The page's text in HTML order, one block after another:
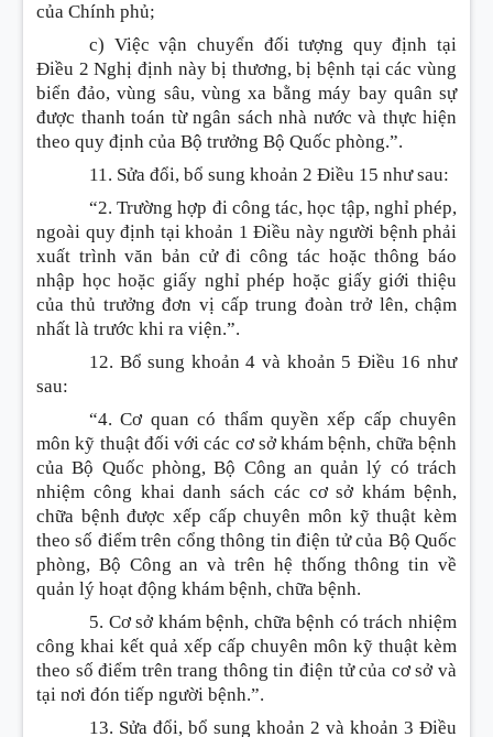
của Chính phủ;
c) Việc vận chuyển đối tượng quy định tại
Điều 2 Nghị định này bị thương, bị bệnh tại các vùng
biển đảo, vùng sâu, vùng xa bằng máy bay quân sự
được thanh toán từ ngân sách nhà nước và thực hiện
theo quy định của Bộ trưởng Bộ Quốc phòng.”.
11. Sửa đổi, bổ sung khoản 2 Điều 15 như sau:
“2. Trường hợp đi công tác, học tập, nghỉ phép,
ngoài quy định tại khoản 1 Điều này người bệnh phải
xuất trình văn bản cử đi công tác hoặc thông báo
nhập học hoặc giấy nghỉ phép hoặc giấy giới thiệu
của thủ trưởng đơn vị cấp trung đoàn trở lên, chậm
nhất là trước khi ra viện.”.
12. Bổ sung khoản 4 và khoản 5 Điều 16 như
sau:
“4. Cơ quan có thẩm quyền xếp cấp chuyên
môn kỹ thuật đối với các cơ sở khám bệnh, chữa bệnh
của Bộ Quốc phòng, Bộ Công an quản lý có trách
nhiệm công khai danh sách các cơ sở khám bệnh,
chữa bệnh được xếp cấp chuyên môn kỹ thuật kèm
theo số điểm trên cổng thông tin điện tử của Bộ Quốc
phòng, Bộ Công an và trên hệ thống thông tin về
quản lý hoạt động khám bệnh, chữa bệnh.
5. Cơ sở khám bệnh, chữa bệnh có trách nhiệm
công khai kết quả xếp cấp chuyên môn kỹ thuật kèm
theo số điểm trên trang thông tin điện tử của cơ sở và
tại nơi đón tiếp người bệnh.”.
13. Sửa đổi, bổ sung khoản 2 và khoản 3 Điều